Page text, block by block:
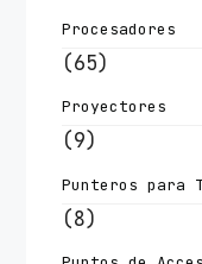
Procesadores
(65)
Proyectores
(9)
Punteros para
(8)